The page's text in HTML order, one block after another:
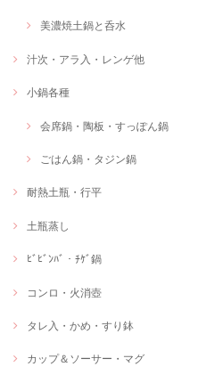
美濃焼土鍋と呑水
汁次・アラ入・レンゲ他
小鍋各種
会席鍋・陶板・すっぽん鍋
ごはん鍋・タジン鍋
耐熱土瓶・行平
土瓶蒸し
ﾋﾞﾋﾞﾝﾊﾞ・ﾁｹﾞ鍋
コンロ・火消壺
タレ入・かめ・すり鉢
カップ＆ソーサー・マグ